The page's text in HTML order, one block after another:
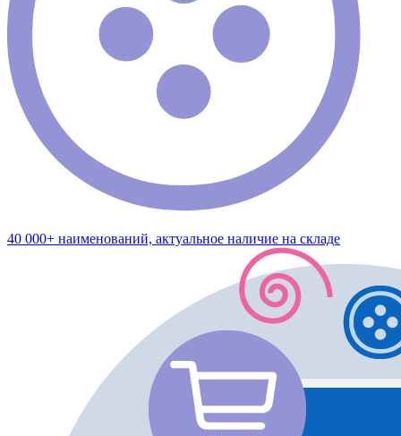
40 000+ наименований, актуальное наличие на складе